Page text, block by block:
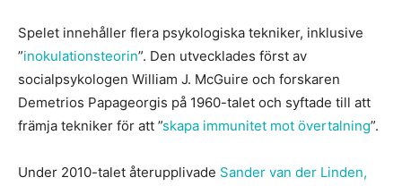
Spelet innehåller flera psykologiska tekniker, inklusive
”inokulationsteorin”. Den utvecklades först av
socialpsykologen William J. McGuire och forskaren
Demetrios Papageorgis på 1960-talet och syftade till att
främja tekniker för att ”skapa immunitet mot övertalning”.
Under 2010-talet återupplivade Sander van der Linden,